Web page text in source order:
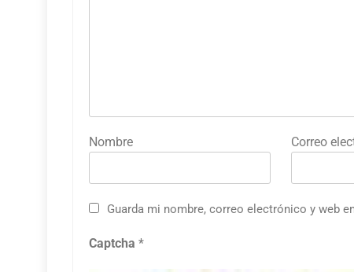
Nombre Correo
Guarda mi nombre, correo electrónico y web
Captcha *